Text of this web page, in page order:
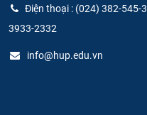
Điện thoại : (024) 382-545-
3933-2332
info@hup.edu.vn